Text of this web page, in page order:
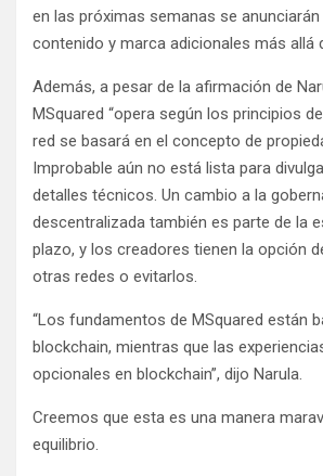
en las próximas semanas se
contenido y marca adicionales más allá
Además, a pesar de la afirmación de
MSquared “opera según los principios
red se basará en el concepto de
Improbable aún no está lista para
detalles técnicos. Un cambio a la
descentralizada también es parte de la
plazo, y los creadores tienen la opción
otras redes o evitarlos.
“Los fundamentos de MSquared están
blockchain, mientras que las
opcionales en blockchain”, dijo Narula.
Creemos que esta es una manera
equilibrio.